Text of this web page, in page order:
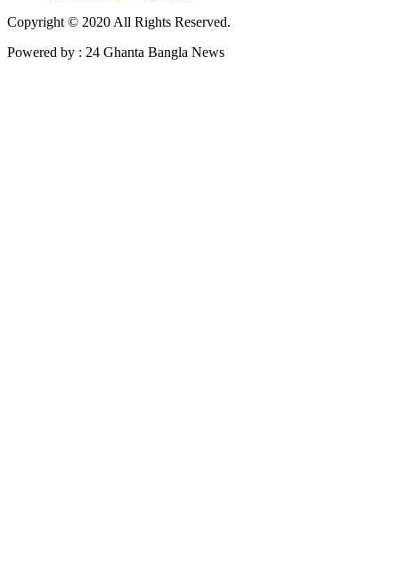
Copyright © 2020 All Rights Reserved.
Powered by : 24 Ghanta Bangla News